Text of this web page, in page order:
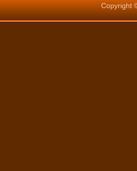
Copyright